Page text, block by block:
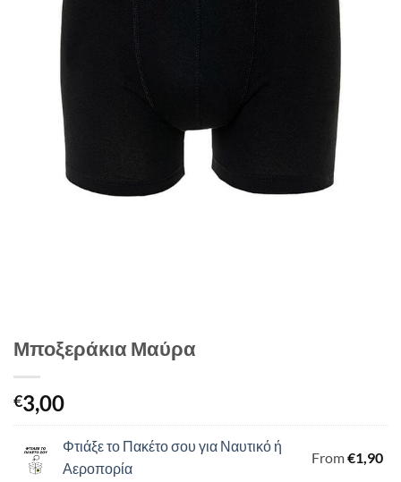
Μποξεράκια Μαύρα
€3,00
Φτιάξε το Πακέτο σου για Ναυτικό ή
Αεροπορία
From€1,90